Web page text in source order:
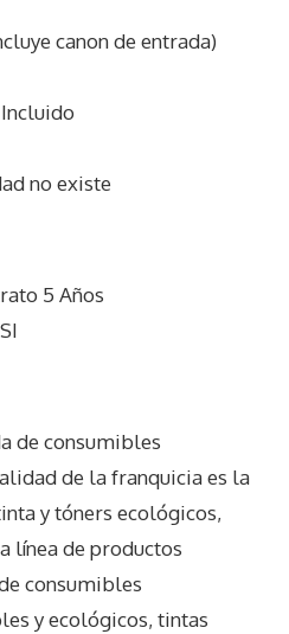
canon de entrada)
no existe
5 Años
de consumibles
de la franquicia es la
y tóners ecológicos,
línea de productos
consumibles
y ecológicos, tintas